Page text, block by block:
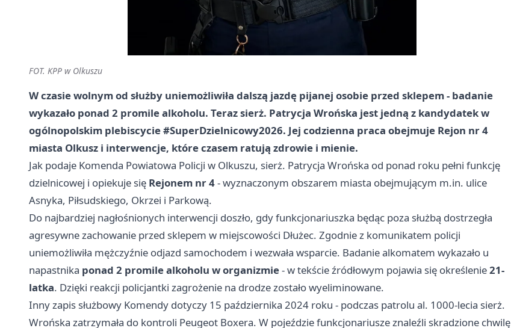
FOT. KPP w Olkuszu
W czasie wolnym od służby uniemożliwiła dalszą jazdę pijanej osobie przed sklepem - badanie
wykazało ponad 2 promile alkoholu. Teraz sierż. Patrycja Wrońska jest jedną z kandydatek w
ogólnopolskim plebiscycie #SuperDzielnicowy2026. Jej codzienna praca obejmuje Rejon nr 4
miasta Olkusz i interwencje, które czasem ratują zdrowie i mienie.
Jak podaje Komenda Powiatowa Policji w Olkuszu, sierż. Patrycja Wrońska od ponad roku pełni funkcję
dzielnicowej i opiekuje się Rejonem nr 4- wyznaczonym obszarem miasta obejmującym m.in. ulice
Asnyka, Piłsudskiego, Okrzei i Parkową.
Do najbardziej nagłośnionych interwencji doszło, gdy funkcjonariuszka będąc poza służbą dostrzegła
agresywne zachowanie przed sklepem w miejscowości Dłużec. Zgodnie z komunikatem policji
uniemożliwiła mężczyźnie odjazd samochodem i wezwała wsparcie. Badanie alkomatem wykazało u
napastnika ponad 2 promile alkoholu w organizmie- w tekście źródłowym pojawia się określenie21-
latka. Dzięki reakcji policjantki zagrożenie na drodze zostało wyeliminowane.
Inny zapis służbowy Komendy dotyczy 15 października 2024 roku - podczas patrolu al. 1000-lecia sierż.
Wrońska zatrzymała do kontroli Peugeot Boxera. W pojeździe funkcjonariusze znaleźli skradzione chwilę